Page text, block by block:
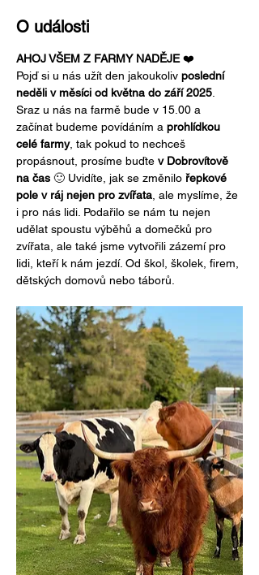
O události
AHOJ VŠEM Z FARMY NADĚJE ❤️
Pojď si u nás užít den jakoukoliv poslední
neděli v měsíci od května do září 2025.
Sraz u nás na farmě bude v 15.00 a
začínat budeme povídáním a prohlídkou
celé farmy, tak pokud to nechceš
propásnout, prosíme buďte v Dobrovítově
na čas 🙂 Uvidíte, jak se změnilo řepkové
pole v ráj nejen pro zvířata, ale myslíme, že
i pro nás lidi. Podařilo se nám tu nejen
udělat spoustu výběhů a domečků pro
zvířata, ale také jsme vytvořili zázemí pro
lidi, kteří k nám jezdí. Od škol, školek, firem,
dětských domovů nebo táborů.